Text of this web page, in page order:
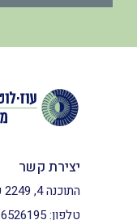
יצירת קשר
התוכנה 4, 2249 עפולה, 1812201
טלפון: